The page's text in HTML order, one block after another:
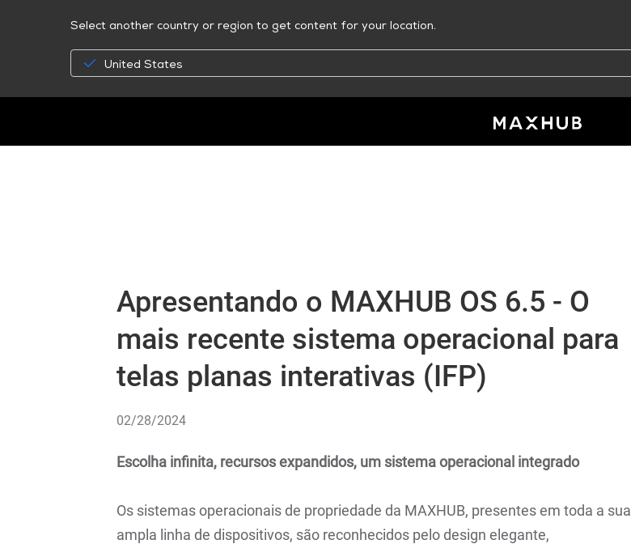
Select another country or region to get content for your location.
United States
Apresentando o MAXHUB OS 6.5 - O
mais recente sistema operacional para
telas planas interativas (IFP)
02/28/2024
Escolha infinita, recursos expandidos, um sistema operacional integrado
Os sistemas operacionais de propriedade da MAXHUB, presentes em toda a sua
ampla linha de dispositivos, são reconhecidos pelo design elegante,